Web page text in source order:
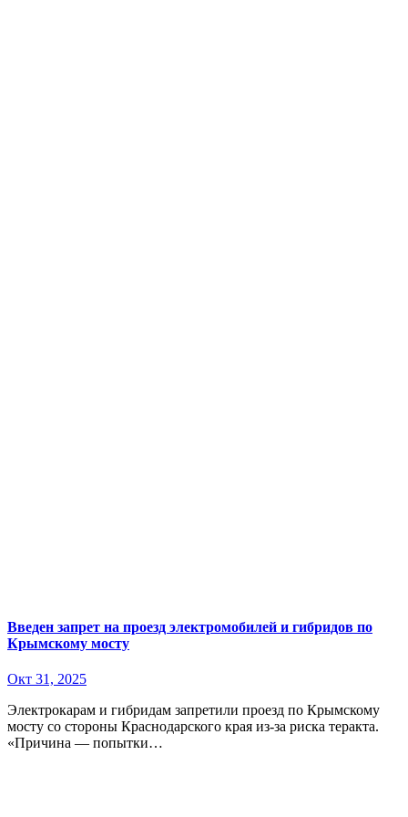
Введен запрет на проезд электромобилей и гибридов по
Крымскому мосту
Окт 31, 2025
Электрокарам и гибридам запретили проезд по Крымскому
мосту со стороны Краснодарского края из-за риска теракта.
«Причина — попытки…